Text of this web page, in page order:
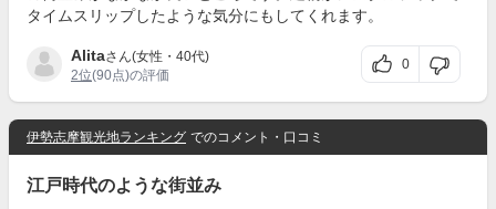
タイムスリップしたような気分にもしてくれます。
Alitaさん(女性・40代)
2位(90点)の評価
0
伊勢志摩観光地ランキング でのコメント・口コミ
江戸時代のような街並み